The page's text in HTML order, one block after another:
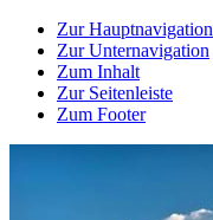
Zur Hauptnavigation
Zur Unternavigation
Zum Inhalt
Zur Seitenleiste
Zum Footer